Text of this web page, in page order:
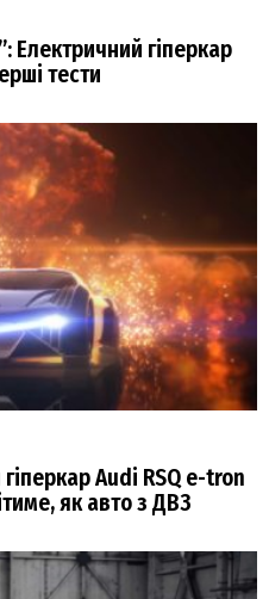
Електричний гіперкар
тести
Audi RSQ e-tron
як авто з ДВЗ